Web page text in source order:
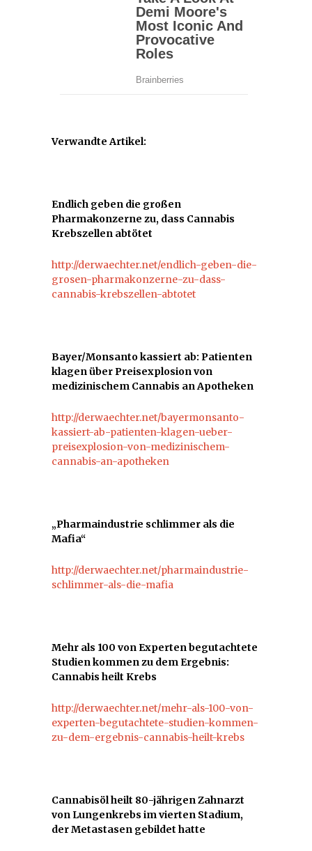
Verwandte Artikel:
Endlich geben die großen
Pharmakonzerne zu, dass Cannabis
Krebszellen abtötet
http://derwaechter.net/endlich-geben-die-
grosen-pharmakonzerne-zu-dass-
cannabis-krebszellen-abtotet
Bayer/Monsanto kassiert ab: Patienten
klagen über Preisexplosion von
medizinischem Cannabis an Apotheken
http://derwaechter.net/bayermonsanto-
kassiert-ab-patienten-klagen-ueber-
preisexplosion-von-medizinischem-
cannabis-an-apotheken
„Pharmaindustrie schlimmer als die
Mafia“
http://derwaechter.net/pharmaindustrie-
schlimmer-als-die-mafia
Mehr als 100 von Experten begutachtete
Studien kommen zu dem Ergebnis:
Cannabis heilt Krebs
http://derwaechter.net/mehr-als-100-von-
experten-begutachtete-studien-kommen-
zu-dem-ergebnis-cannabis-heilt-krebs
Cannabisöl heilt 80-jährigen Zahnarzt
von Lungenkrebs im vierten Stadium,
der Metastasen gebildet hatte